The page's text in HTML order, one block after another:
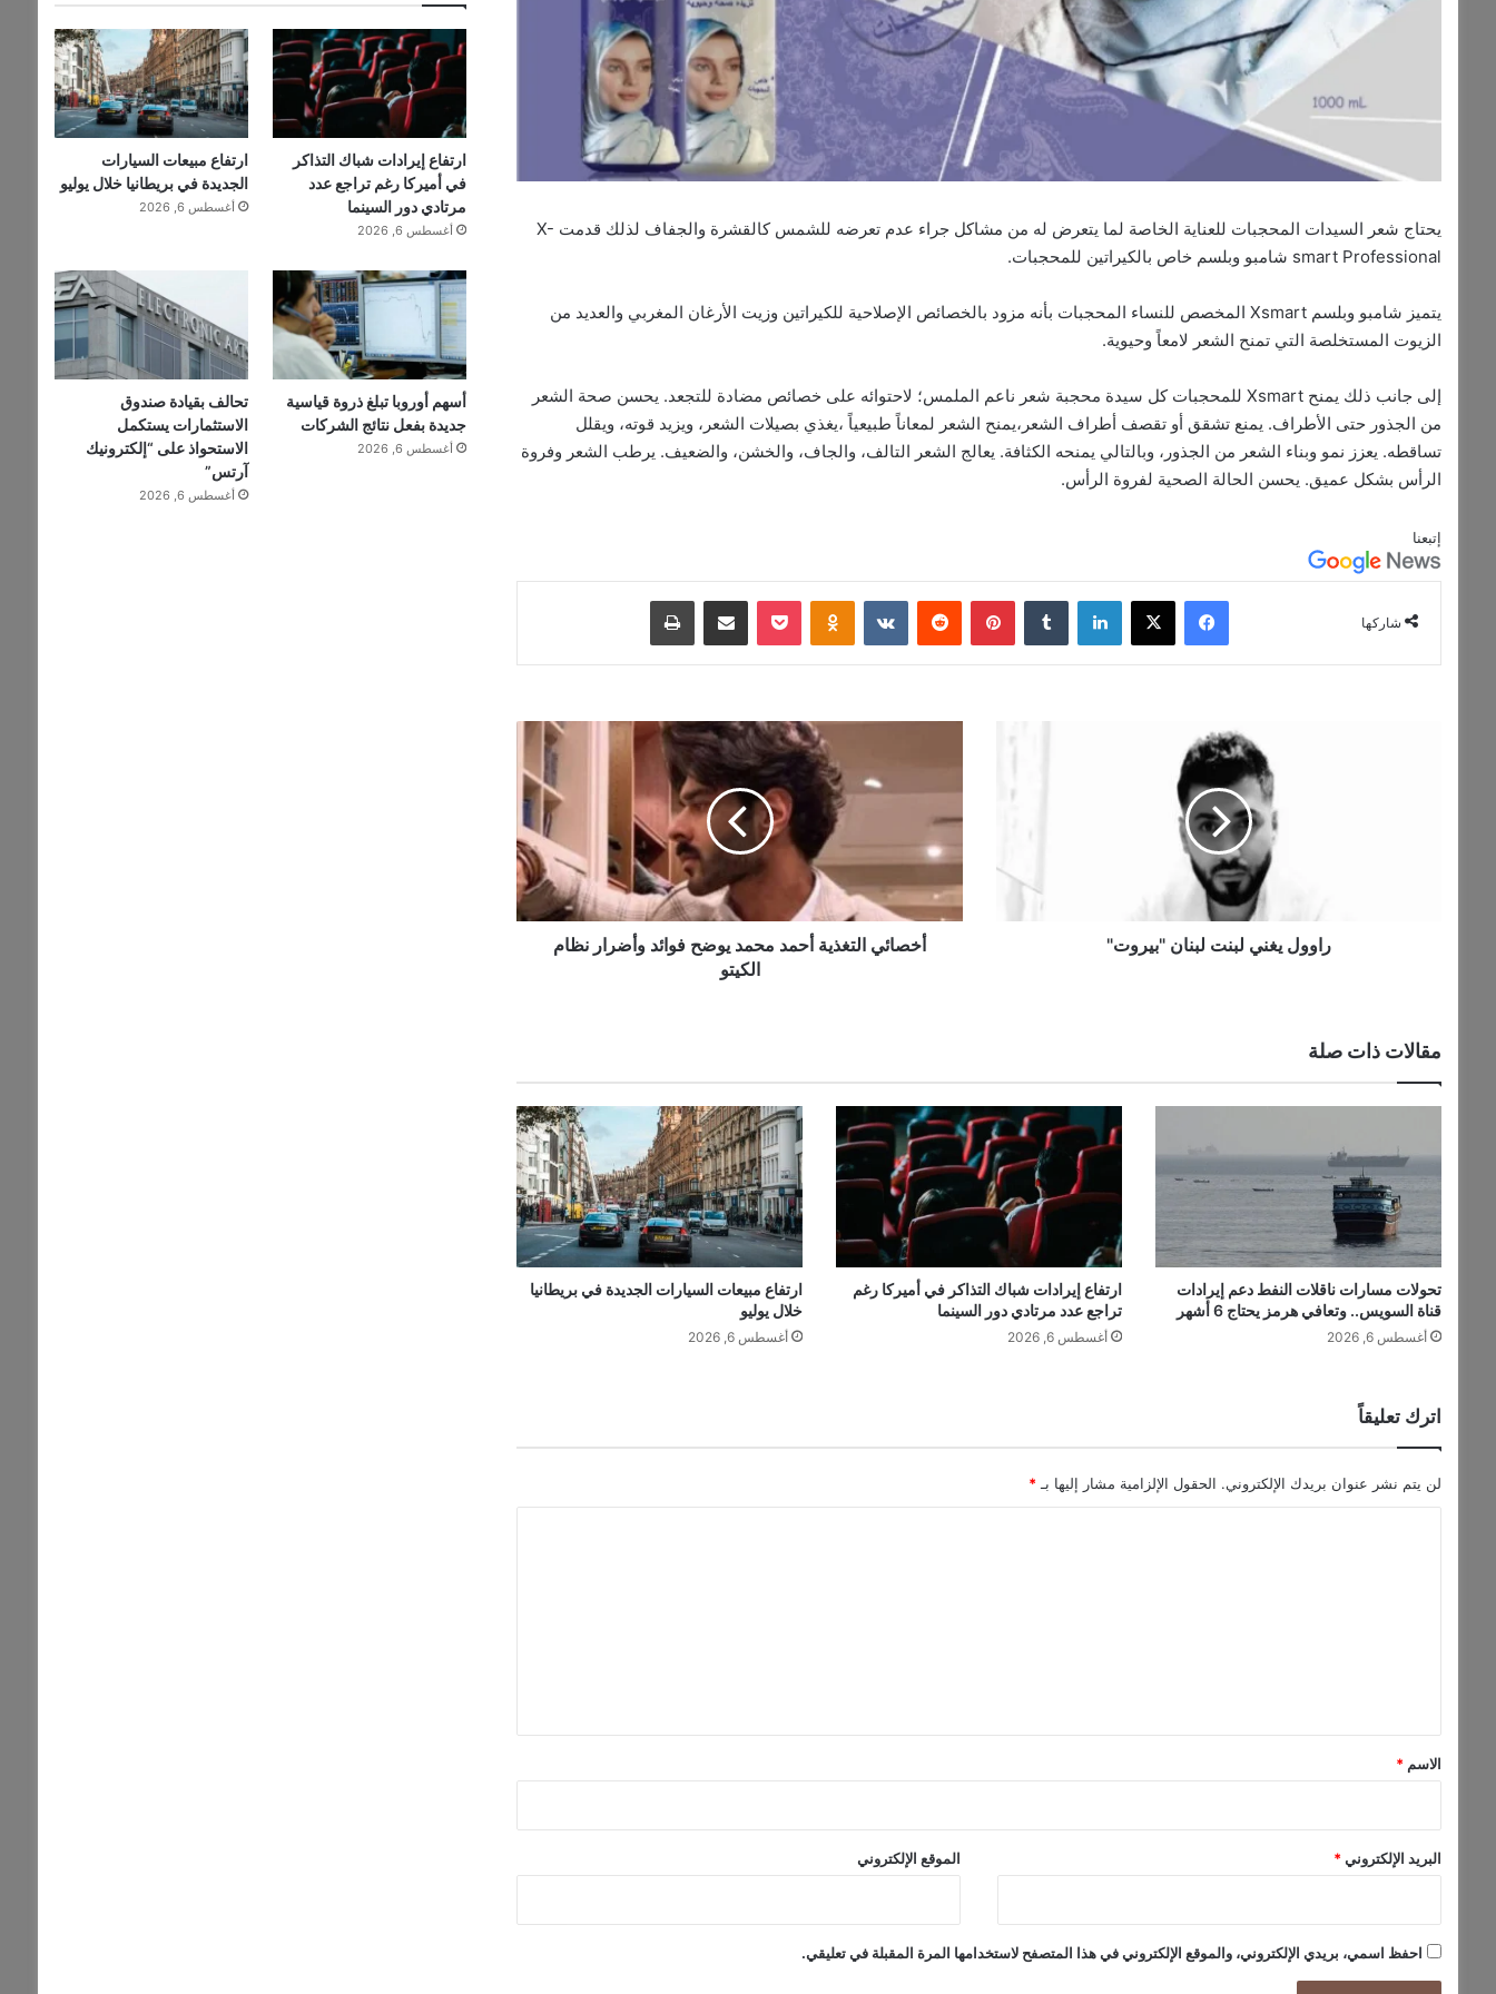
يحتاج شعر السيدات المحجبات للعناية الخاصة لما يتعرض له من مشاكل جراء عدم تعرضه للشمس كالقشرة والجفاف لذلك قدمت X-
smart Professional شامبو وبلسم خاص بالكيراتين للمحجبات.
يتميز شامبو وبلسم Xsmart المخصص للنساء المحجبات بأنه مزود بالخصائص الإصلاحية للكيراتين وزيت الأرغان المغربي والعديد من
الزيوت المستخلصة التي تمنح الشعر لامعاً وحيوية.
إلى جانب ذلك يمنح Xsmart للمحجبات كل سيدة محجبة شعر ناعم الملمس؛ لاحتوائه على خصائص مضادة للتجعد. يحسن صحة الشعر
من الجذور حتى الأطراف. يمنع تشقق أو تقصف أطراف الشعر،يمنح الشعر لمعاناً طبيعياً ،يغذي بصيلات الشعر، ويزيد قوته، ويقلل
تساقطه. يعزز نمو وبناء الشعر من الجذور، وبالتالي يمنحه الكثافة. يعالج الشعر التالف، والجاف، والخشن، والضعيف. يرطب الشعر وفروة
الرأس بشكل عميق. يحسن الحالة الصحية لفروة الرأس.
إتبعنا
شاركها
فيسبوك ‫X لينكدإن ‏Tumblr بينتيريست
‏Reddit
‏VKontakte
Odnoklassniki
‫Pocket مشاركة عبر البريد طباعة
راوول يغني لبنت لبنان "بيروت"
يوضح
فوائد
نظام
الكيتو
أخصائي التغذية أحمد محمد يوضح فوائد وأضرار نظام
الكيتو
مقالات ذات صلة
تحولات مسارات ناقلات النفط دعم إيرادات
قناة السويس.. وتعافي هرمز يحتاج 6 أشهر
أغسطس 6, 2026
ارتفاع إيرادات شباك التذاكر في أميركا رغم
تراجع عدد مرتادي دور السينما
أغسطس 6, 2026
ارتفاع مبيعات السيارات الجديدة في بريطانيا
خلال يوليو
أغسطس 6, 2026
اترك تعليقاً
لن يتم نشر عنوان بريدك الإلكتروني. الحقول الإلزامية مشار إليها بـ *
*
الاسم *
البريد الإلكتروني * الموقع الإلكتروني
احفظ اسمي، بريدي الإلكتروني، والموقع الإلكتروني في هذا المتصفح لاستخدامها المرة المقبلة في تعليقي.
ارتفاع إيرادات شباك التذاكر
في أميركا رغم تراجع عدد
مرتادي دور السينما
أغسطس 6, 2026
ارتفاع مبيعات السيارات
الجديدة في بريطانيا خلال يوليو
أغسطس 6, 2026
أسهم أوروبا تبلغ ذروة قياسية
جديدة بفعل نتائج الشركات
أغسطس 6, 2026
تحالف بقيادة صندوق
الاستثمارات يستكمل
الاستحواذ على “إلكترونيك
آرتس”
أغسطس 6, 2026